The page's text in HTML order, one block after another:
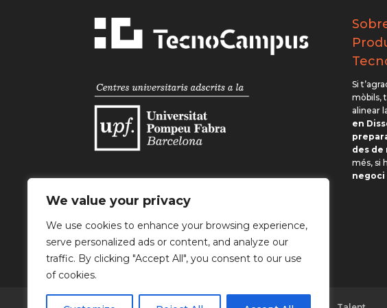
We value your privacy
We use cookies to enhance your browsing experience,
serve personalized ads or content, and analyze our
traffic. By clicking "Accept All", you consent to our use
of cookies.
Parc TecnoCampus Mataró-Maresme
Av. Ernest Lluch, 32 | 08302 Mataró
Tel. +34 93 169 65 00
Si
mòbils,
alinear
en
des de
més, si
negoci